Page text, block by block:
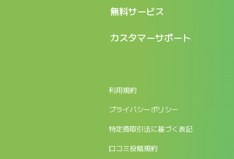
新着情報
ログイン
口コミ一覧
無料サービス
LINEで『Iパス ならし学習』
カスタマーサポート
返金申請フォーム
利用規約
プライバシーポリシー
特定商取引法に基づく表記
口コミ投稿規約